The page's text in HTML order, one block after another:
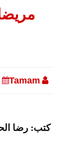
Tamam
كتب: رضا